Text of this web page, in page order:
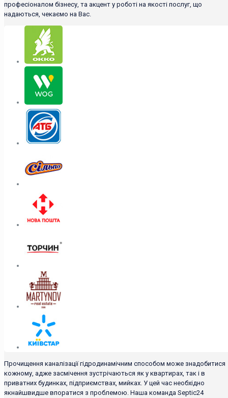
професіоналом бізнесу, та акцент у роботі на якості послуг, що
надаються, чекаємо на Вас.
Прочищення каналізації гідродинамічним способом може знадобитися
кожному, адже засмічення зустрічаються як у квартирах, так і в
приватних будинках, підприємствах, мийках. У цей час необхідно
якнайшвидше впоратися з проблемою. Наша команда Septic24